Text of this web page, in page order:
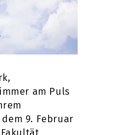
am Puls
9. Februar